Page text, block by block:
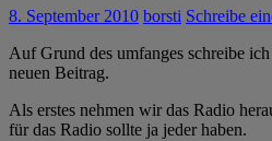
8. September 2010 borsti Schreibe
Auf Grund des umfanges schreibe
neuen Beitrag.
Als erstes nehmen wir das Radio
für das Radio sollte ja jeder haben.